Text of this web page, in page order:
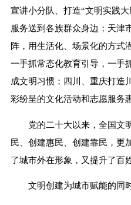
宣讲小分队、打造“文明实践
服务送到各族群众身边；天津
阵，用生活化、场景化的方式
一手抓常态化教育引导，一手
成文明习惯；四川、重庆打造
彩纷呈的文化活动和志愿服
党的二十大以来，全国文
民、创建惠民、创建靠民，更
了城市外在形象，又提升了百
文明创建为城市赋能的同